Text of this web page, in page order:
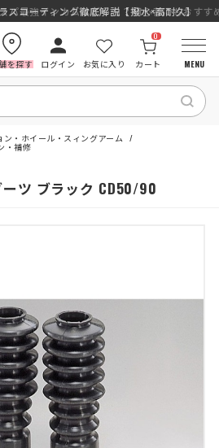
スコーティング徹底解説【撥水×高耐久】
パ最強インカムはどっち？初心者にもおすす
を探す ログイン お気に入り カート
0
MENU
店舗を探す
採用情報
ン・ホイール・スィングアーム
・補修
ツ ブラック CD50/90